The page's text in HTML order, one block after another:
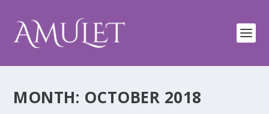
MONTH: OCTOBER 2018